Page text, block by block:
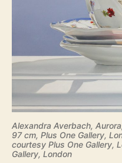
Alexandra Averbach,
97 cm, Plus One Gallery,
courtesy Plus One Gallery,
Gallery, London